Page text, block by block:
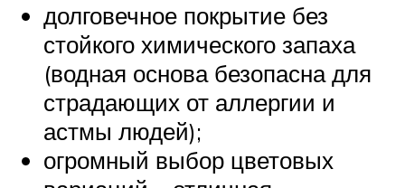
долговечное покрытие без
стойкого химического запаха
(водная основа безопасна для
страдающих от аллергии и
астмы людей);
огромный выбор цветовых